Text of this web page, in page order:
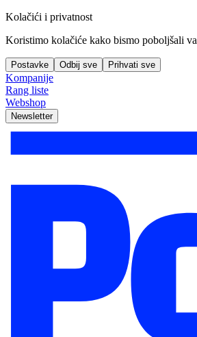
Kolačići i privatnost
Koristimo kolačiće kako bismo poboljšali
Postavke Odbij sve Prihvati sve
Kompanije
Rang liste
Webshop
Newsletter